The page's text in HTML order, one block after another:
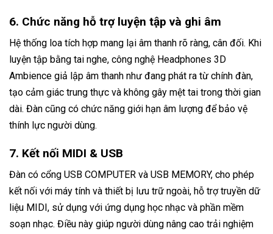
6. Chức năng hỗ trợ luyện tập và ghi âm
Hệ thống loa tích hợp mang lại âm thanh rõ ràng, cân đối. Khi
luyện tập bằng tai nghe, công nghệ Headphones 3D
Ambience giả lập âm thanh như đang phát ra từ chính đàn,
tạo cảm giác trung thực và không gây mệt tai trong thời gian
dài. Đàn cũng có chức năng giới hạn âm lượng để bảo vệ
thính lực người dùng.
7. Kết nối MIDI & USB
Đàn có cổng USB COMPUTER và USB MEMORY, cho phép
kết nối với máy tính và thiết bị lưu trữ ngoài, hỗ trợ truyền dữ
liệu MIDI, sử dụng với ứng dụng học nhạc và phần mềm
soạn nhạc. Điều này giúp người dùng nâng cao trải nghiệm